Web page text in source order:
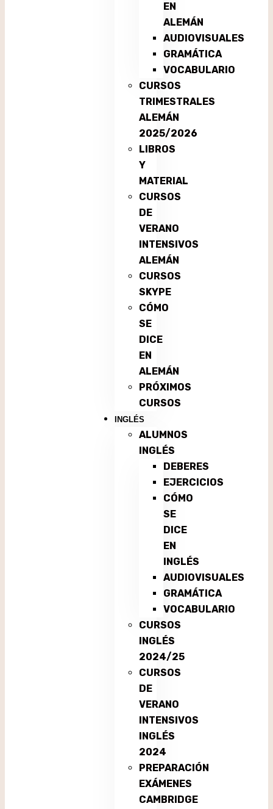
EN
ALEMÁN
AUDIOVISUALES
GRAMÁTICA
VOCABULARIO
CURSOS
TRIMESTRALES
ALEMÁN
2025/2026
LIBROS
Y
MATERIAL
CURSOS
DE
VERANO
INTENSIVOS
ALEMÁN
CURSOS
SKYPE
CÓMO
SE
DICE
EN
ALEMÁN
PRÓXIMOS
CURSOS
INGLÉS
ALUMNOS
INGLÉS
DEBERES
EJERCICIOS
CÓMO
SE
DICE
EN
INGLÉS
AUDIOVISUALES
GRAMÁTICA
VOCABULARIO
CURSOS
INGLÉS
2024/25
CURSOS
DE
VERANO
INTENSIVOS
INGLÉS
2024
PREPARACIÓN
EXÁMENES
CAMBRIDGE